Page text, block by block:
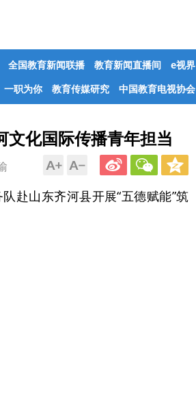
全国教育新闻联播 教育新闻直播间 e视界
一职为你 教育传媒研究 中国教育电视协会
文化国际传播青年担当
赴山东齐河县开展“五德赋能”筑